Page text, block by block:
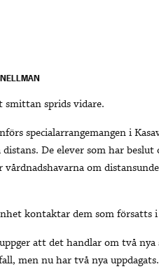
sprids vidare.
specialarrangemangen i
De elever som har
om
kontaktar dem som försatts
uppger att det handlar om två
men nu har två nya uppdagats.